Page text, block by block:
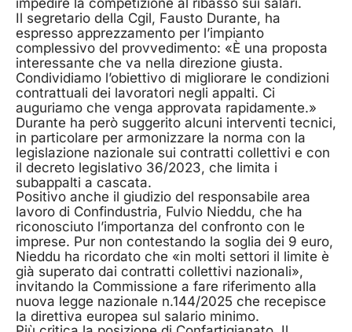
impedire la competizione al ribasso sui salari.
Il segretario della Cgil, Fausto Durante, ha
espresso apprezzamento per l’impianto
complessivo del provvedimento: «È una proposta
interessante che va nella direzione giusta.
Condividiamo l’obiettivo di migliorare le condizioni
contrattuali dei lavoratori negli appalti. Ci
auguriamo che venga approvata rapidamente.»
Durante ha però suggerito alcuni interventi tecnici,
in particolare per armonizzare la norma con la
legislazione nazionale sui contratti collettivi e con
il decreto legislativo 36/2023, che limita i
subappalti a cascata.
Positivo anche il giudizio del responsabile area
lavoro di Confindustria, Fulvio Nieddu, che ha
riconosciuto l’importanza del confronto con le
imprese. Pur non contestando la soglia dei 9 euro,
Nieddu ha ricordato che «in molti settori il limite è
già superato dai contratti collettivi nazionali»,
invitando la Commissione a fare riferimento alla
nuova legge nazionale n.144/2025 che recepisce
la direttiva europea sul salario minimo.